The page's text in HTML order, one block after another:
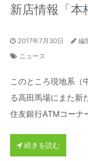
新店情報「本
2017年7月30日
編
ニュース
このところ現地系（
る高田馬場にまた新
住友銀行ATMコーナ
続きを読む